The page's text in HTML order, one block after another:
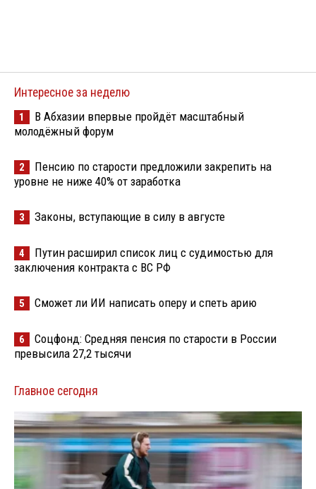
Интересное за неделю
1
В Абхазии впервые пройдёт масштабный
молодёжный форум
2
Пенсию по старости предложили закрепить на
уровне не ниже 40% от заработка
3 Законы, вступающие в силу в августе
4
Путин расширил список лиц с судимостью для
заключения контракта с ВС РФ
5 Сможет ли ИИ написать оперу и спеть арию
6
Соцфонд: Средняя пенсия по старости в России
превысила 27,2 тысячи
Главное сегодня